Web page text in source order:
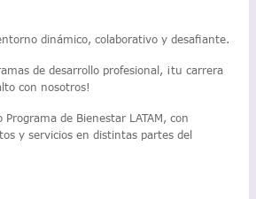
dinámico, colaborativo y desafiante.
de desarrollo profesional, ¡tu carrera
con nosotros!
de Bienestar LATAM, con
y servicios en distintas partes del